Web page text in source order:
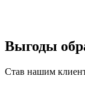
Выгоды
Став нашим